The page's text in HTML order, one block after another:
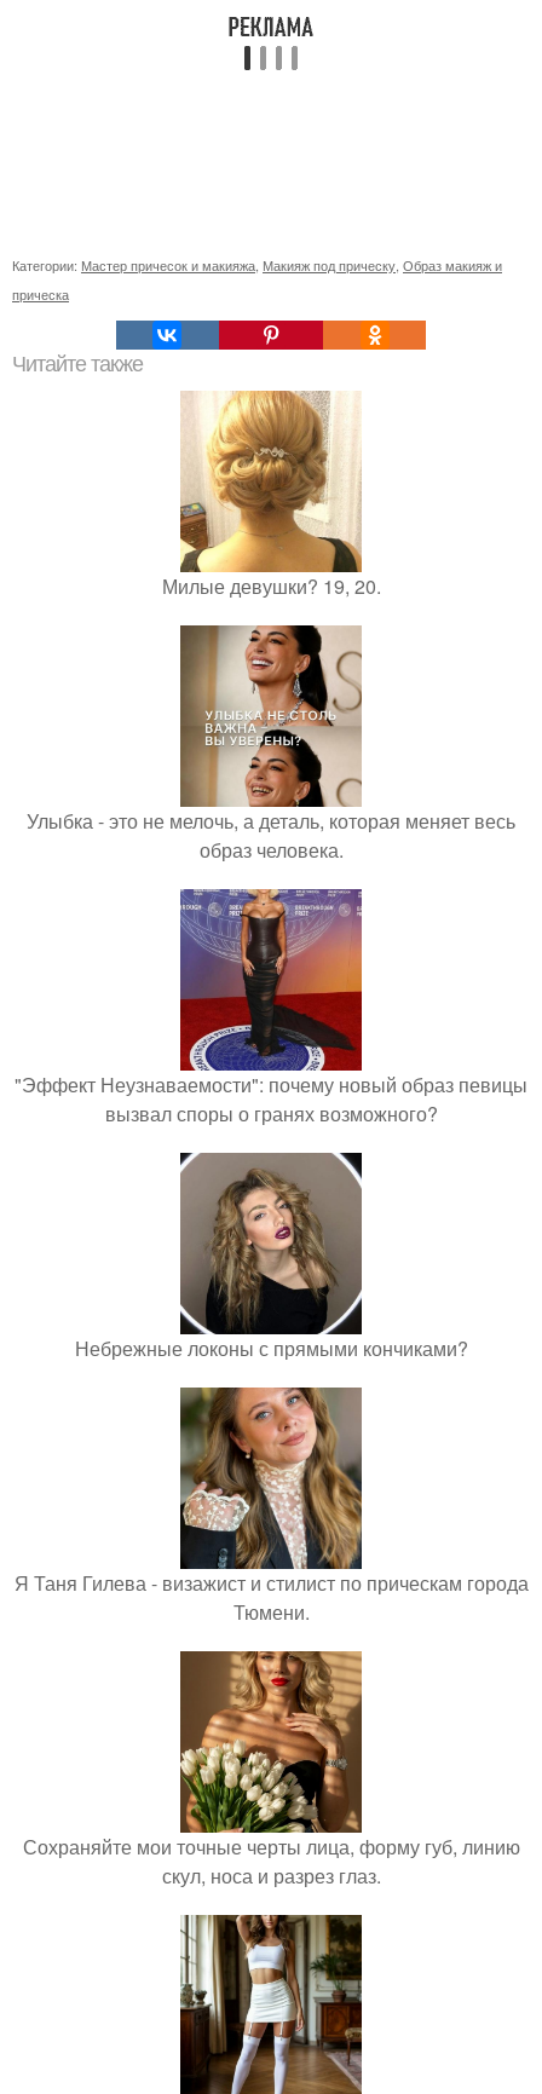
Категории: Мастер причесок и макияжа Макияж под прическу Образ макияж и
прическа
Читайте также
Милые девушки? 19, 20.
Улыбка - это не мелочь, а деталь, которая меняет весь
образ человека.
"Эффект Неузнаваемости": почему новый образ певицы
вызвал споры о гранях возможного?
Небрежные локоны с прямыми кончиками?
Я Таня Гилева - визажист и стилист по прическам города
Тюмени.
Сохраняйте мои точные черты лица, форму губ, линию
скул, носа и разрез глаз.